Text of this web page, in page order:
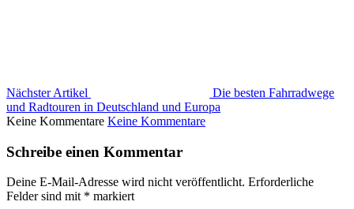
Nächster Artikel
Die besten Fahrradwege
und Radtouren in Deutschland und Europa
Keine Kommentare Keine Kommentare
Schreibe einen Kommentar
Deine E-Mail-Adresse wird nicht veröffentlicht. Erforderliche
Felder sind mit * markiert